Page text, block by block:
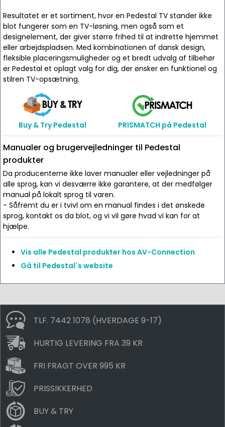
Resultatet er et sortiment, hvor en Pedestal TV stander ikke
blot fungerer som en TV-løsning, men også som et
designelement, der giver større frihed til at indrette hjemmet
eller arbejdspladsen. Med kombinationen af dansk design,
fleksible placeringsmuligheder og et bredt udvalg af tilbehør
er Pedestal et oplagt valg for dig, der ønsker en funktionel og
stilren TV-opsætning.
Buy & Try Pedestal PRISMATCH på Pedestal
Manualer og brugervejledninger til Pedestal
produkter
Da producenterne ikke laver manualer eller vejledninger på
alle sprog, kan vi desværre ikke garantere, at der medfølger
manual på lokalt sprog til varen.
- Såfremt du er i tvivl om en manual findes i det ønskede
sprog, kontakt os da blot, og vi vil gøre hvad vi kan for at
hjælpe.
Vis alle Pedestal produkter hos AV-Connection
Gå til Pedestal´s website
TLF. 7442 1078 (HVERDAGE 9-17)
HURTIG LEVERING FRA 39 KR
FRI FRAGT OVER 995 KR
PRISSIKKERHED
BUY & TRY